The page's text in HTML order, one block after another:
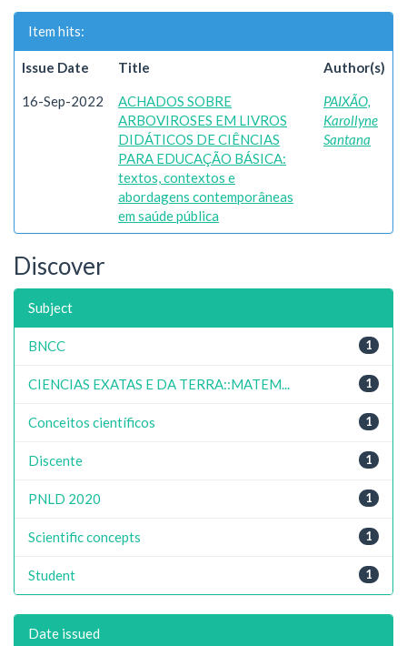
Item hits:
Issue Date Title Author(s)
16-Sep-2022
ACHADOS SOBRE
ARBOVIROSES EM LIVROS
DIDÁTICOS DE CIÊNCIAS
PARA EDUCAÇÃO BÁSICA:
textos, contextos e
abordagens contemporâneas
em saúde pública
PAIXÃO,
Karollyne
Santana
Discover
Subject
1
BNCC
1
CIENCIAS EXATAS E DA TERRA::MATEM...
1
Conceitos científicos
1
Discente
1
PNLD 2020
1
Scientific concepts
1
Student
Date issued